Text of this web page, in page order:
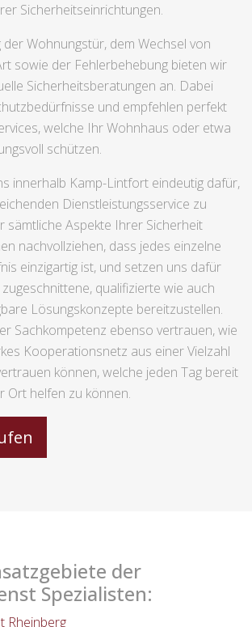
Sicherheitseinrichtungen.
Wohnungstür, dem Wechsel von
sowie der Fehlerbehebung bieten wir
Sicherheitsberatungen an. Dabei
und empfehlen perfekt
welche Ihr Wohnhaus oder etwa
schützen.
innerhalb Kamp-Lintfort eindeutig dafür,
Dienstleistungsservice zu
sämtliche Aspekte Ihrer Sicherheit
nachvollziehen, dass jedes einzelne
einzigartig ist, und setzen uns dafür
qualifizierte wie auch
Lösungskonzepte bereitzustellen.
Sachkompetenz ebenso vertrauen, wie
Kooperationsnetz aus einer Vielzahl
können, welche jeden Tag bereit
Ort helfen zu können.
der
Spezialisten:
Rheinberg